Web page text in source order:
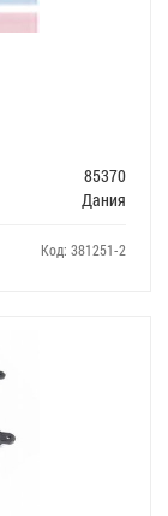
85370
Дания
Код: 381251-2